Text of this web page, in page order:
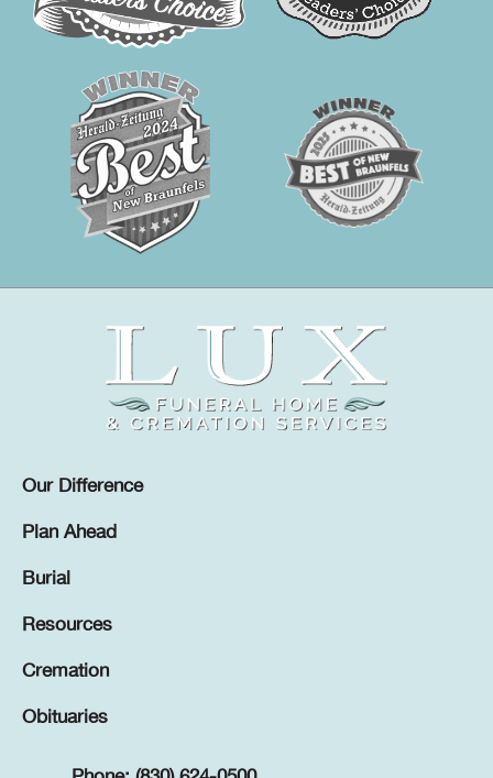
Our Difference
Plan Ahead
Burial
Resources
Cremation
Obituaries